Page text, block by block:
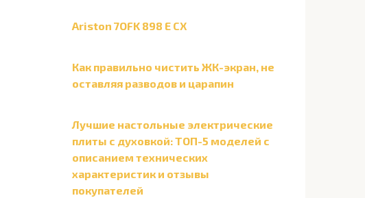
Ariston 7OFK 898 E CX
Как правильно чистить ЖК-экран, не
оставляя разводов и царапин
Лучшие настольные электрические
плиты с духовкой: ТОП-5 моделей с
описанием технических
характеристик и отзывы
покупателей